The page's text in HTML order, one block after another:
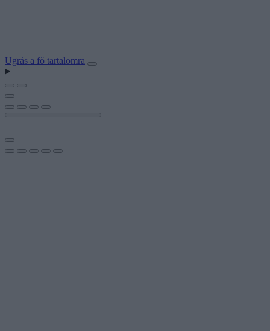
Ugrás a fő tartalomra